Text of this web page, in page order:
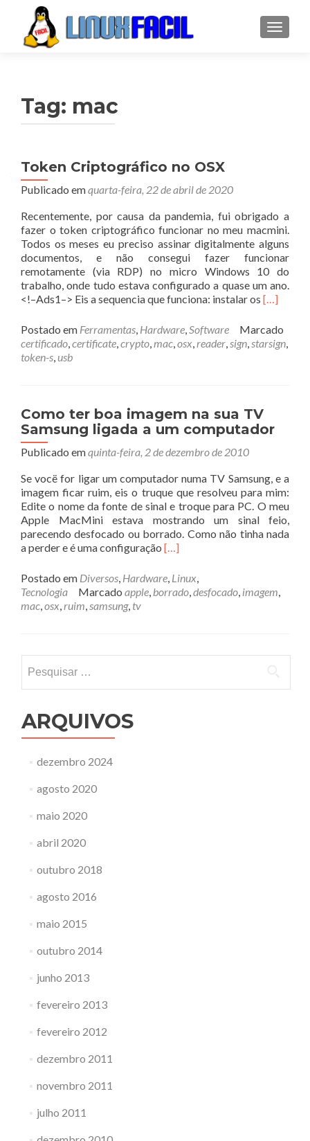
Tag: mac
Token Criptográfico no OSX
Publicado emquarta-feira, 22 de abril de 2020
Recentemente, por causa da pandemia, fui obrigado a
fazer o token criptográfico funcionar no meu macmini.
Todos os meses eu preciso assinar digitalmente alguns
documentos, e não consegui fazer funcionar
remotamente (via RDP) no micro Windows 10 do
trabalho, onde tudo estava configurado a quase um ano.
<!–Ads1–> Eis a sequencia que funciona: instalar os Leia
[…]
Postado em Ferramentas, Hardware,Software
Marcado
certificado,certificate,crypto,mac,osx,reader,sign,starsign,
token-s,usb
Como ter boa imagem na sua TV
Samsung ligada a um computador
Publicado emquinta-feira, 2 de dezembro de 2010
Se vocë for ligar um computador numa TV Samsung, e a
imagem ficar ruim, eis o truque que resolveu para mim:
Edite o nome da fonte de sinal e troque para PC. O meu
Apple MacMini estava mostrando um sinal feio,
parecendo desfocado ou borrado. Como não tinha nada
a perder e é uma configuração Leia
sobreComo
ter
TV
[…]
Postado em Diversos, Hardware, Linux,
Tecnologia
Marcado apple, borrado,desfocado, imagem,
mac,osx,ruim,samsung, tv
por:
ARQUIVOS
dezembro 2024
agosto 2020
maio 2020
abril 2020
outubro 2018
agosto 2016
maio 2015
outubro 2014
junho 2013
fevereiro 2013
fevereiro 2012
dezembro 2011
novembro 2011
julho 2011